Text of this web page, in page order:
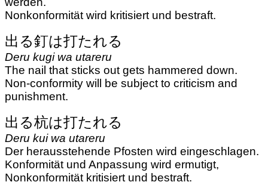
Nonkonformität wird kritisiert und bestraft.
出る釘は打たれる
Deru kugi wa utareru
The nail that sticks out gets hammered down.
Non-conformity will be subject to criticism and
punishment.
出る杭は打たれる
Deru kui wa utareru
Der herausstehende Pfosten wird eingeschlagen.
Konformität und Anpassung wird ermutigt,
Nonkonformität kritisiert und bestraft.